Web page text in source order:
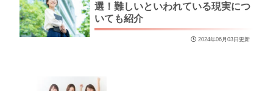
選！難しいといわれている現実につ
いても紹介
2024年06月03日更新